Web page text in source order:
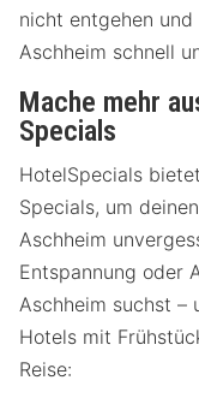
nicht entgehen
Aschheim schnell
Mache mehr
Specials
HotelSpecials
Specials, um
Aschheim
Entspannung oder
Aschheim suchst –
Hotels mit
Reise: